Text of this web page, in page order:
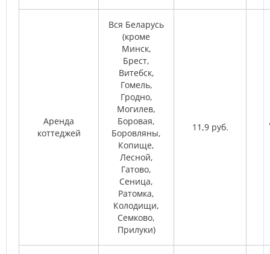
Аренда
коттеджей
Вся Беларусь
(кроме
Минск,
Брест,
Витебск,
Гомель,
Гродно,
Могилев,
Боровая,
Боровляны,
Копище,
Лесной,
Гатово,
Сеница,
Ратомка,
Колодищи,
Семково,
Прилуки)
11,9 руб.